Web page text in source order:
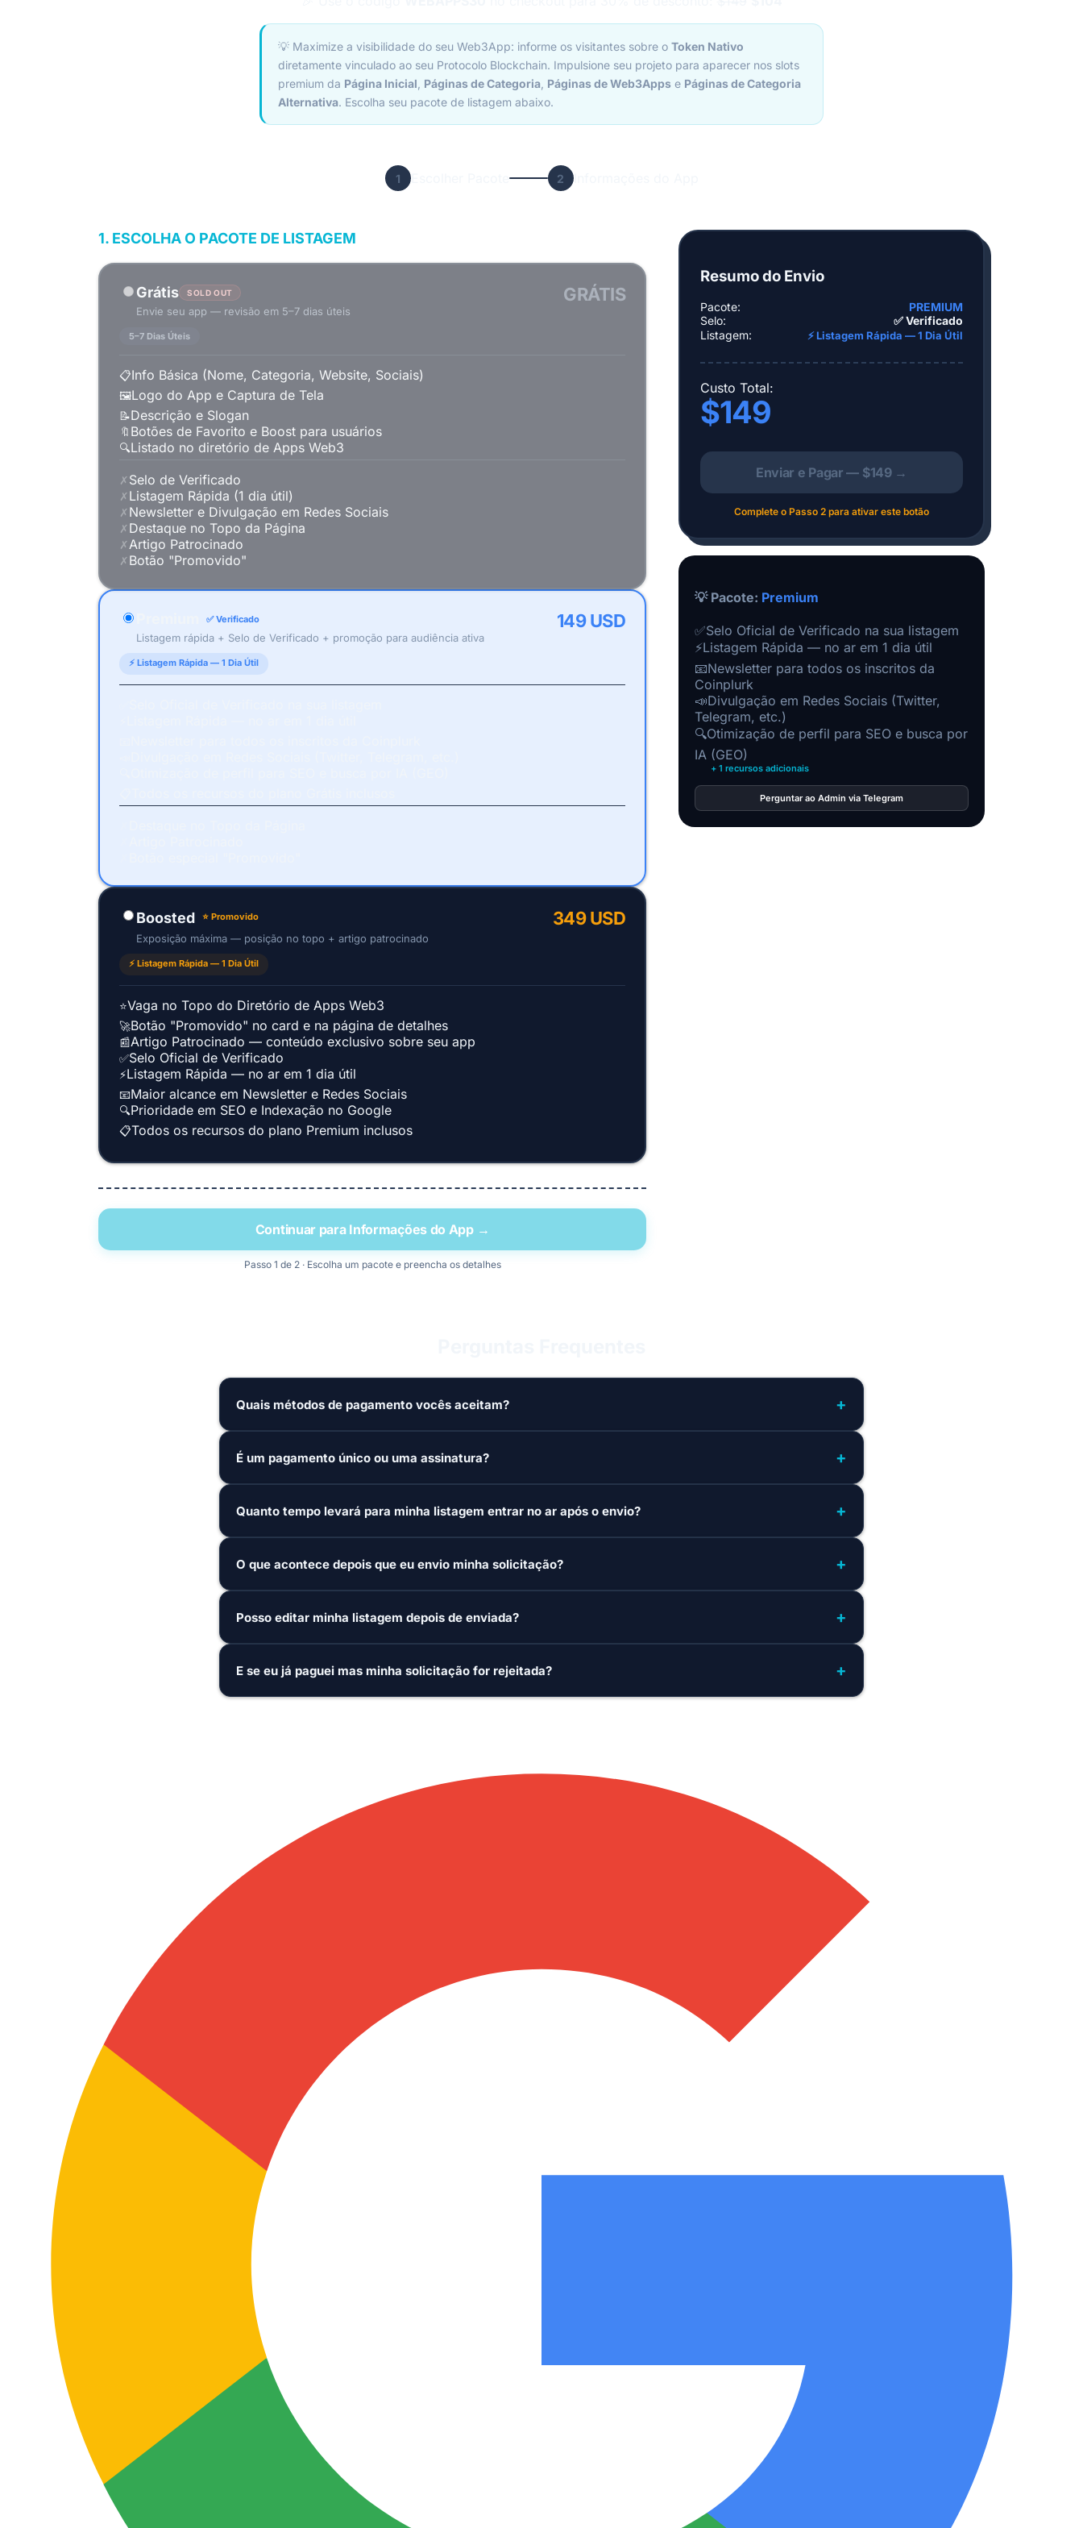
💡 Maximize a visibilidade do seu Web3App: informe os visitantes sobre o Token Nativo
diretamente vinculado ao seu Protocolo Blockchain. Impulsione seu projeto para aparecer nos slots
premium da Página Inicial Páginas de Categoria Páginas de Web3Apps e Páginas de Categoria
Alternativa. Escolha seu pacote de listagem abaixo.
1 Escolher Pacote 2 Informações do App
1. ESCOLHA O PACOTE DE LISTAGEM
Grátis SOLD OUT
Envie seu app — revisão em 5–7 dias úteis
GRÁTIS
5–7 Dias Úteis
📋Info Básica (Nome, Categoria, Website, Sociais)
🖼️Logo do App e Captura de Tela
📝Descrição e Slogan
🔖 Botões de Favorito e Boost para usuários
🔍Listado no diretório de Apps Web3
✗Selo de Verificado
✗Listagem Rápida (1 dia útil)
✗Newsletter e Divulgação em Redes Sociais
✗Destaque no Topo da Página
✗Artigo Patrocinado
✗Botão "Promovido"
✅ Verificado
Listagem rápida + Selo de Verificado + promoção para audiência ativa
149 USD
⚡ Listagem Rápida — 1 Dia Útil
Boosted ⭐ Promovido
Exposição máxima — posição no topo + artigo patrocinado
349 USD
⚡ Listagem Rápida — 1 Dia Útil
⭐Vaga no Topo do Diretório de Apps Web3
🚀Botão "Promovido" no card e na página de detalhes
📰Artigo Patrocinado — conteúdo exclusivo sobre seu app
✅Selo Oficial de Verificado
⚡Listagem Rápida — no ar em 1 dia útil
📧Maior alcance em Newsletter e Redes Sociais
🔍Prioridade em SEO e Indexação no Google
📋Todos os recursos do plano Premium inclusos
Continuar para Informações do App →
Passo 1 de 2 · Escolha um pacote e preencha os detalhes
Resumo do Envio
Pacote:
PREMIUM
Selo:
✅ Verificado
Listagem:
⚡ Listagem Rápida — 1 Dia Útil
Custo Total:
$149
Enviar e Pagar — $149 →
Complete o Passo 2 para ativar este botão
💡 Pacote: Premium
✅Selo Oficial de Verificado na sua listagem
⚡Listagem Rápida — no ar em 1 dia útil
📧Newsletter para todos os inscritos da
Coinplurk
📣Divulgação em Redes Sociais (Twitter,
Telegram, etc.)
🔍Otimização de perfil para SEO e busca por
IA (GEO)
+ 1 recursos adicionais
Perguntar ao Admin via Telegram
Quais métodos de pagamento vocês aceitam?
É um pagamento único ou uma assinatura?
Quanto tempo levará para minha listagem entrar no ar após o envio?
O que acontece depois que eu envio minha solicitação?
Posso editar minha listagem depois de enviada?
E se eu já paguei mas minha solicitação for rejeitada?